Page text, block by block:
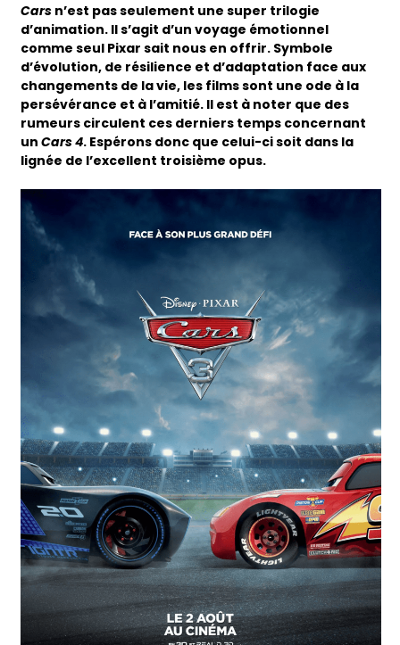
Cars n’est pas seulement une super trilogie
d’animation. Il s’agit d’un voyage émotionnel
comme seul Pixar sait nous en offrir. Symbole
d’évolution, de résilience et d’adaptation face aux
changements de la vie, les films sont une ode à la
persévérance et à l’amitié. Il est à noter que des
rumeurs circulent ces derniers temps concernant
un Cars 4. Espérons donc que celui-ci soit dans la
lignée de l’excellent troisième opus.